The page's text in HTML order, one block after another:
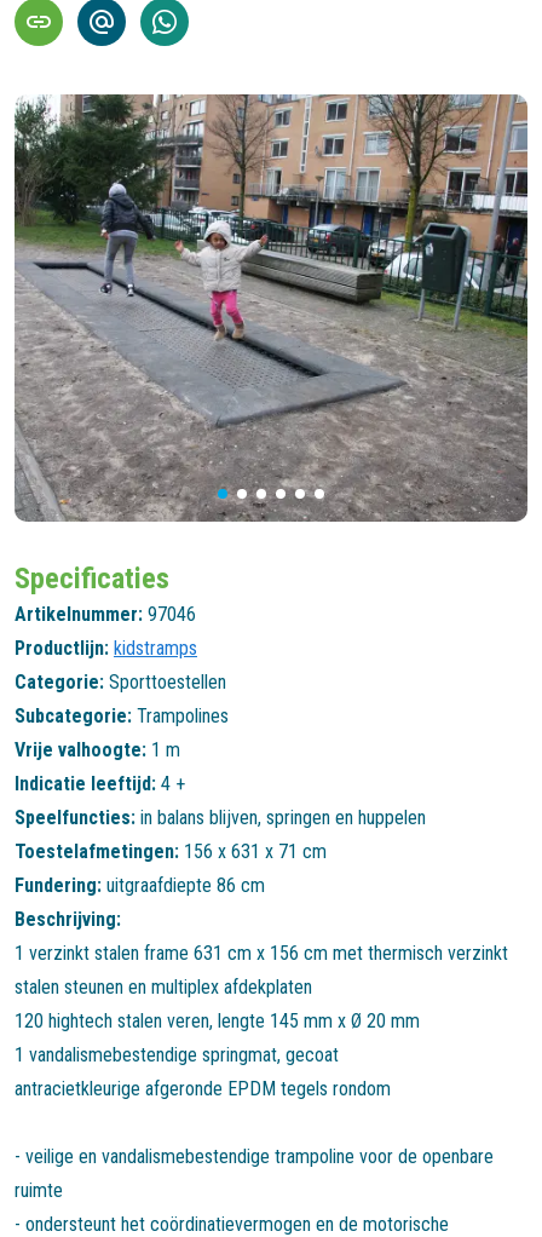
Specificaties
Artikelnummer: 97046
Productlijn: kidstramps
Categorie: Sporttoestellen
Subcategorie: Trampolines
Vrije valhoogte: 1 m
Indicatie leeftijd: 4 +
Speelfuncties: in balans blijven, springen en huppelen
Toestelafmetingen: 156 x 631 x 71 cm
Fundering: uitgraafdiepte 86 cm
Beschrijving:
1 verzinkt stalen frame 631 cm x 156 cm met thermisch verzinkt
stalen steunen en multiplex afdekplaten
120 hightech stalen veren, lengte 145 mm x Ø 20 mm
1 vandalismebestendige springmat, gecoat
antracietkleurige afgeronde EPDM tegels rondom
- veilige en vandalismebestendige trampoline voor de openbare
ruimte
- ondersteunt het coördinatievermogen en de motorische